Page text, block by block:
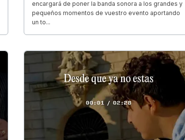
encargará de poner la banda sonora a los grandes y
pequeños momentos de vuestro evento aportando
un to...